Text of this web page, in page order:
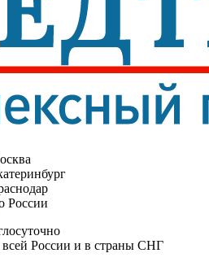
России
России и в страны СНГ